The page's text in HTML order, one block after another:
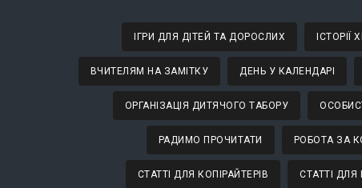
ІГРИ ДЛЯ ДІТЕЙ ТА ДОРОСЛИХ
ВЧИТЕЛЯМ НА ЗАМІТКУ ДЕНЬ У КАЛЕНДАРІ
ОРГАНІЗАЦІЯ ДИТЯЧОГО ТАБОРУ
РАДИМО ПРОЧИТАТИ РОБОТА ЗА
СТАТТІ ДЛЯ КОПІРАЙТЕРІВ СТАТТІ ДЛЯ